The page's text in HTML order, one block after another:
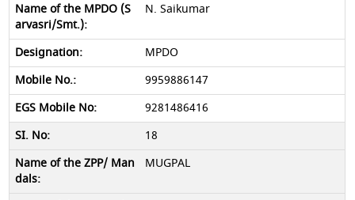
N. Saikumar
MPDO
9959886147
9281486416
18
MUGPAL